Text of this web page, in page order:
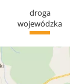
droga
wojewódzka